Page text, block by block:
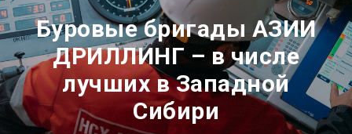
Буровые бригады АЗИИ
ДРИЛЛИНГ – в числе
лучших в Западной
Сибири